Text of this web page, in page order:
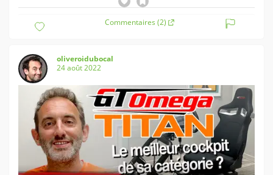
Commentaires (2)
oliveroidubocal
24 août 2022